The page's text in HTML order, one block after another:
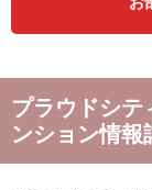
プラウドシテ
ンション情報